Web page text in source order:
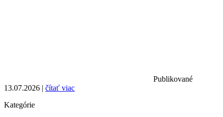
Publikované
13.07.2026 | čítať viac
Kategórie